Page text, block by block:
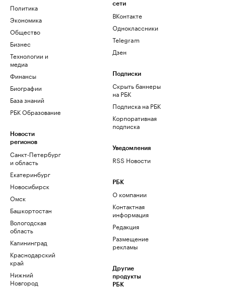
Политика
Экономика
Общество
Бизнес
Технологии и
медиа
Финансы
Биографии
База знаний
РБК Образование
Новости
регионов
Санкт-Петербург
и область
Екатеринбург
Новосибирск
Омск
Башкортостан
Вологодская
область
Калининград
Краснодарский
край
Нижний
Новгород
сети
ВКонтакте
Одноклассники
Telegram
Дзен
Подписки
Скрыть баннеры
на РБК
Подписка на РБК
Корпоративная
подписка
Уведомления
RSS Новости
РБК
О компании
Контактная
информация
Редакция
Размещение
рекламы
Другие
продукты
РБК